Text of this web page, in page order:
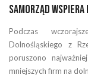
Samorząd
Podczas
Dolnośląskiego z
poruszono
mniejszych firm na